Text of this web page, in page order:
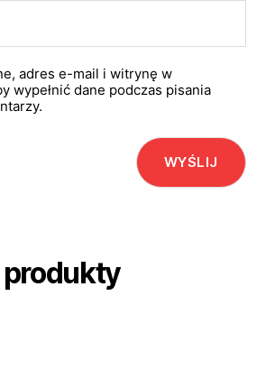
adres e-mail i witrynę w
wypełnić dane podczas pisania